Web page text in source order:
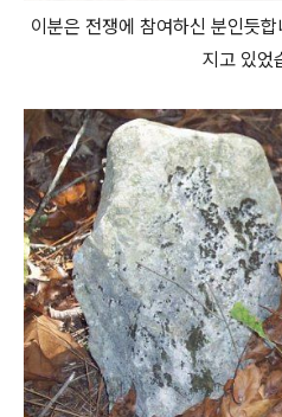
이분은 전쟁에 참여하신 분인듯
지고 있었